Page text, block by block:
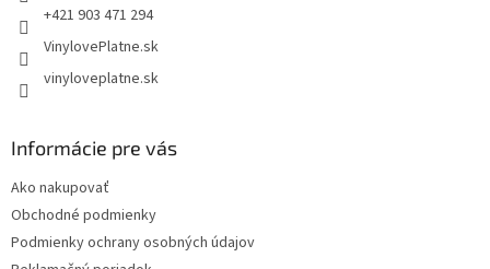
+421 903 471 294
VinylovePlatne.sk
vinyloveplatne.sk
Informácie pre vás
Ako nakupovať
Obchodné podmienky
Podmienky ochrany osobných údajov